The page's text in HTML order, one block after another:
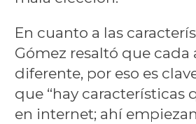
En cuanto a las
Gómez resaltó que cada
diferente, por eso es
que “hay características
en internet; ahí